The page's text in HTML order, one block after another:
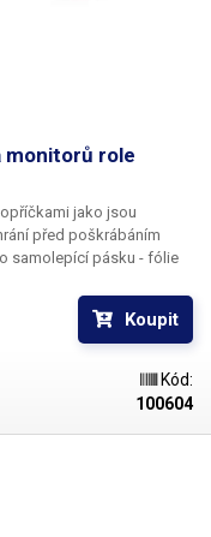
monitorů role
jako jsou
před poškrábáním
samolepící pásku - fólie
obavy z ulpění lepidla
Koupit
Kód:
100604